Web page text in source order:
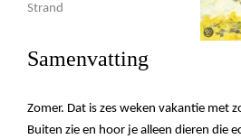
Strand
Samenvatting
Zomer. Dat is zes weken vakantie met
Buiten zie en hoor je alleen dieren die